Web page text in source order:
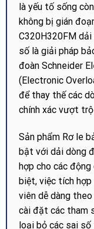
là yếu tố sống
không bị gián
C320H320FM dải
số là giải pháp
đoàn Schneider
(Electronic
để thay thế các
chính xác vượt
Sản phẩm Rơ le
bật với dải dòng
hợp cho các
biệt, việc tích hợp
viên dễ dàng
cài đặt các tham
loại bỏ các sai số